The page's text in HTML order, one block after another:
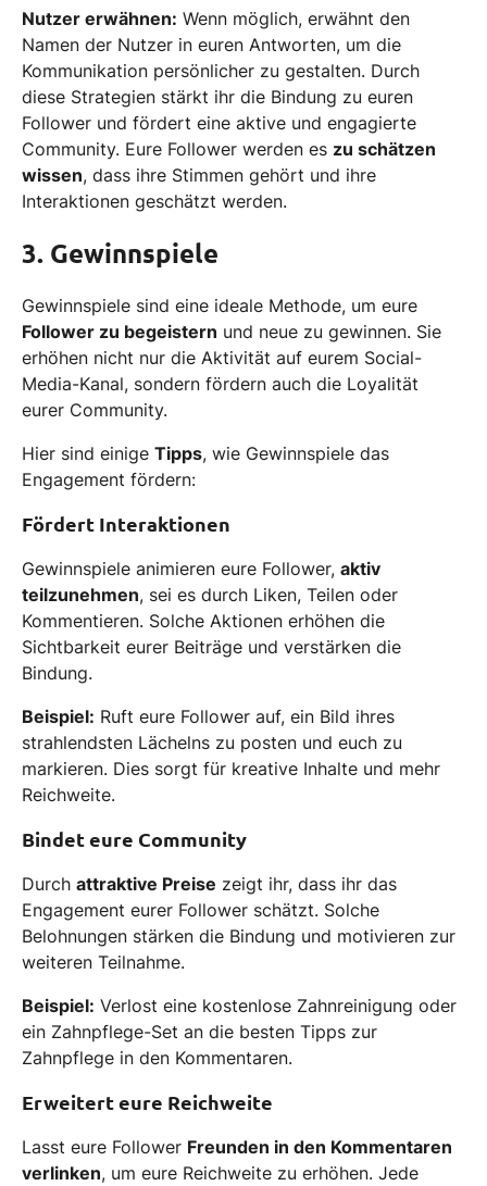
Nutzer erwähnen: Wenn möglich, erwähnt den
Namen der Nutzer in euren Antworten, um die
Kommunikation persönlicher zu gestalten. Durch
diese Strategien stärkt ihr die Bindung zu euren
Follower und fördert eine aktive und engagierte
Community. Eure Follower werden es zu schätzen
wissen, dass ihre Stimmen gehört und ihre
Interaktionen geschätzt werden.
3. Gewinnspiele
Gewinnspiele sind eine ideale Methode, um eure
Follower zu begeistern und neue zu gewinnen. Sie
erhöhen nicht nur die Aktivität auf eurem Social-
Media-Kanal, sondern fördern auch die Loyalität
eurer Community.
Hier sind einige Tipps, wie Gewinnspiele das
Engagement fördern:
Fördert Interaktionen
Gewinnspiele animieren eure Follower, aktiv
teilzunehmen, sei es durch Liken, Teilen oder
Kommentieren. Solche Aktionen erhöhen die
Sichtbarkeit eurer Beiträge und verstärken die
Bindung.
Beispiel: Ruft eure Follower auf, ein Bild ihres
strahlendsten Lächelns zu posten und euch zu
markieren. Dies sorgt für kreative Inhalte und mehr
Reichweite.
Bindet eure Community
Durch attraktive Preise zeigt ihr, dass ihr das
Engagement eurer Follower schätzt. Solche
Belohnungen stärken die Bindung und motivieren zur
weiteren Teilnahme.
Beispiel: Verlost eine kostenlose Zahnreinigung oder
ein Zahnpflege-Set an die besten Tipps zur
Zahnpflege in den Kommentaren.
Erweitert eure Reichweite
Lasst eure Follower Freunden in den Kommentaren
verlinken, um eure Reichweite zu erhöhen. Jede